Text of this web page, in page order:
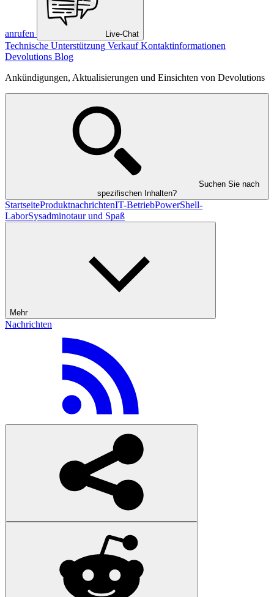
anrufen Live-Chat
Technische Unterstützung Verkauf Kontaktinformationen
Devolutions Blog
Ankündigungen, Aktualisierungen und Einsichten von Devolutions
Suchen Sie nach
spezifischen Inhalten?
StartseiteProduktnachrichtenIT-BetriebPowerShell-
LaborSysadminotaur und Spaß
Mehr
Nachrichten